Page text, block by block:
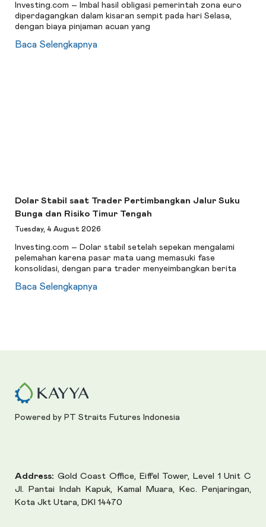
Investing.com – Imbal hasil obligasi pemerintah zona euro
diperdagangkan dalam kisaran sempit pada hari Selasa,
dengan biaya pinjaman acuan yang
Baca Selengkapnya
Dolar Stabil saat Trader Pertimbangkan Jalur Suku
Bunga dan Risiko Timur Tengah
Tuesday, 4 August 2026
Investing.com – Dolar stabil setelah sepekan mengalami
pelemahan karena pasar mata uang memasuki fase
konsolidasi, dengan para trader menyeimbangkan berita
Baca Selengkapnya
Powered by PT Straits Futures Indonesia
Address: Gold Coast Office, Eiffel Tower, Level 1 Unit C
Jl. Pantai Indah Kapuk, Kamal Muara, Kec. Penjaringan,
Kota Jkt Utara, DKI 14470